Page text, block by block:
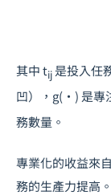
其中tij是投入任
凹）， g(·)是專
務數量。
專業化的收益來自
務的生產力提高